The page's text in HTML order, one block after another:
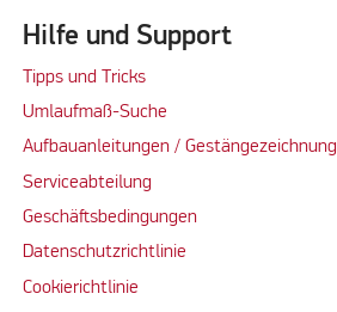
Hilfe und Support
Tipps und Tricks
Umlaufmaß-Suche
Aufbauanleitungen / Gestängezeichnung
Serviceabteilung
Geschäftsbedingungen
Datenschutzrichtlinie
Cookierichtlinie